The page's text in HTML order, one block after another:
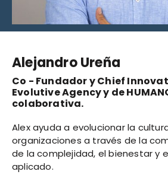
Alejandro Ureña
Co - Fundador y Chief
Evolutive Agency y de
colaborativa.
Alex ayuda a evolucionar la
organizaciones a través de la
de la complejidad, el bienestar y
aplicado.